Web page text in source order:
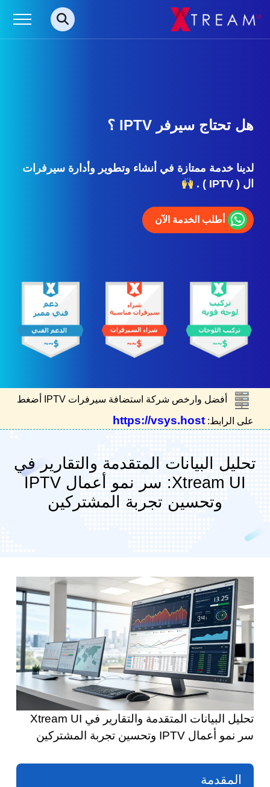
هل تحتاج سيرفر IPTV ؟
لدينا خدمة ممتازة في أنشاء وتطوير وأدارة سيرفرات
ال ( IPTV ) .
أطلب الخدمة الآن
أفضل وارخص شركة استضافة سيرفرات IPTV أضغط
على الرابط: https://vsys.host
تحليل البيانات المتقدمة والتقارير في
Xtream UI: سر نمو أعمال IPTV
وتحسين تجربة المشتركين
تحليل البيانات المتقدمة والتقارير في Xtream UI
سر نمو أعمال IPTV وتحسين تجربة المشتركين
المقدمة